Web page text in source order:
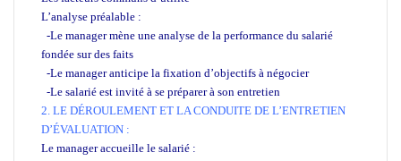
L’analyse préalable :
-Le manager mène une analyse de la performance du salarié
fondée sur des faits
-Le manager anticipe la fixation d’objectifs à négocier
-Le salarié est invité à se préparer à son entretien
2. LE DÉROULEMENT ET LA CONDUITE DE L’ENTRETIEN
D’ÉVALUATION :
Le manager accueille le salarié :